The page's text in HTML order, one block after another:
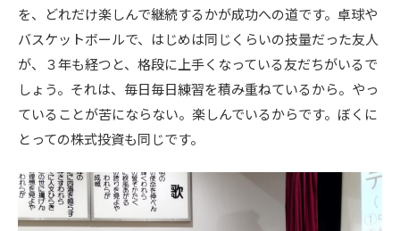
を、どれだけ楽しんで継続するかが成功への道です。卓球や
バスケットボールで、はじめは同じくらいの技量だった友人
が、３年も経つと、格段に上手くなっている友だちがいるで
しょう。それは、毎日毎日練習を積み重ねているから。やっ
ていることが苦にならない。楽しんでいるからです。ぼくに
とっての株式投資も同じです。